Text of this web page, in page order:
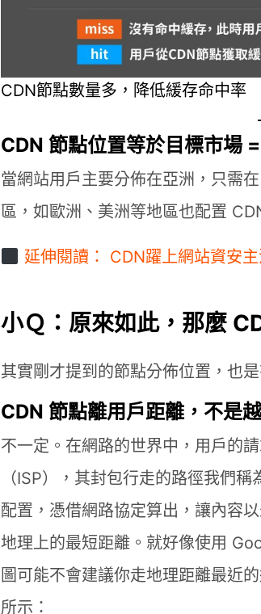
CDN節點數量多，降低緩存命中率
CDN 節點位置等於目標市場
當網站用戶主要分佈在亞洲，只需
區，如歐洲、美洲等地區也配置
延伸閱讀： CDN躍上網站資安
小Ｑ：原來如此，那麼
其實剛才提到的節點分佈位置，也是
CDN 節點離用戶距離，不是
不一定。在網路的世界中，用戶的
（ISP），其封包行走的路徑我們
配置，憑借網路協定算出，讓內容
地理上的最短距離。就好像使用
圖可能不會建議你走地理距離最近
所示：